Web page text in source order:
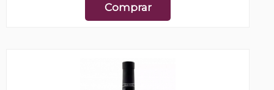
Comprar